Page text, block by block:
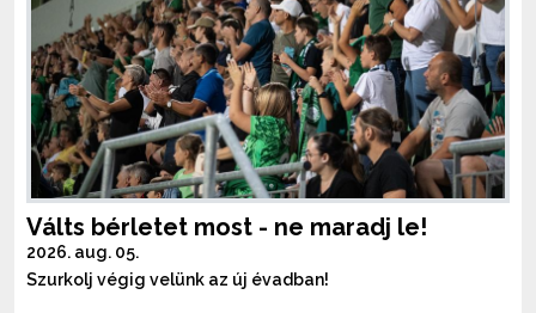
Válts bérletet most - ne maradj le!
2026. aug. 05.
Szurkolj végig velünk az új évadban!